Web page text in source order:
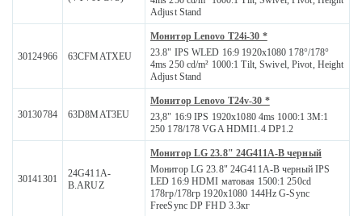
Adjust Stand
30124966 63CFMATXEU
Монитор Lenovo T24i-30 *
23.8" IPS WLED 16:9 1920x1080 178°/178°
4ms 250 cd/m² 1000:1 Tilt, Swivel, Pivot, Height
Adjust Stand
30130784 63D8MAT3EU
Монитор Lenovo T24v-30 *
23,8" 16:9 IPS 1920x1080 4ms 1000:1 3M:1
250 178/178 VGA HDMI1.4 DP1.2
30141301
24G411A-
B.ARUZ
Монитор LG 23.8" 24G411A-B черный
Монитор LG 23.8" 24G411A-B черный IPS
LED 16:9 HDMI матовая 1500:1 250cd
178гр/178гр 1920x1080 144Hz G-Sync
FreeSync DP FHD 3.3кг